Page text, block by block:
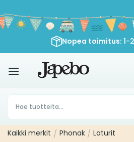
sisältöön
Nopea toimitus: 1-€
Products
search
Kaikki merkit / Phonak / Laturit